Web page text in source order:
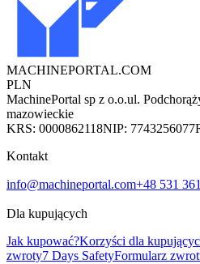
MACHINEPORTAL.COM
PLN
MachinePortal sp z o.o.ul.
mazowieckie
KRS: 0000862118NIP: 7743256077
Kontakt
info@machineportal.com+48 531
Dla kupujących
Jak kupować?Korzyści dla
zwroty7 Days SafetyFormularz